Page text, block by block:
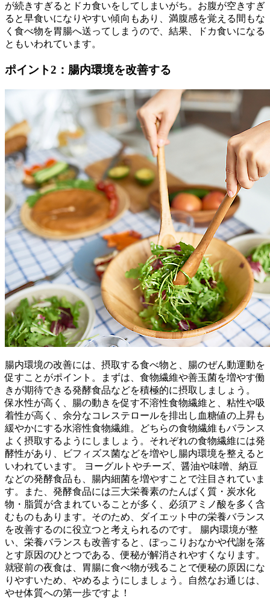
が続きすぎるとドカ食いをしてしまいがち。お腹が空きすぎ
ると早食いになりやすい傾向もあり、満腹感を覚える間もな
く食べ物を胃腸へ送ってしまうので、結果、ドカ食いになる
ともいわれています。
ポイント2：腸内環境を改善する
腸内環境の改善には、摂取する食べ物と、腸のぜん動運動を
促すことがポイント。まずは、食物繊維や善玉菌を増やす働
きが期待できる発酵食品などを積極的に摂取しましょう。
保水性が高く、腸の動きを促す不溶性食物繊維と、粘性や吸
着性が高く、余分なコレステロールを排出し血糖値の上昇も
緩やかにする水溶性食物繊維。どちらの食物繊維もバランス
よく摂取するようにしましょう。それぞれの食物繊維には発
酵性があり、ビフィズス菌などを増やし腸内環境を整えると
いわれています。 ヨーグルトやチーズ、醤油や味噌、納豆
などの発酵食品も、腸内細菌を増やすことで注目されていま
す。また、発酵食品には三大栄養素のたんぱく質・炭水化
物・脂質が含まれていることが多く、必須アミノ酸を多く含
むものもあります。そのため、ダイエット中の栄養バランス
を改善するのに役立つと考えられるのです。 腸内環境が整
い、栄養バランスも改善すると、ぽっこりおなかや代謝を落
とす原因のひとつである、便秘が解消されやすくなります。
就寝前の夜食は、胃腸に食べ物が残ることで便秘の原因にな
りやすいため、やめるようにしましょう。自然なお通じは、
やせ体質への第一歩ですよ！